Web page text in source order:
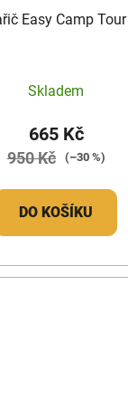
Easy Camp Tour
Skladem
665 Kč
950 Kč (–30 %)
DO KOŠÍKU